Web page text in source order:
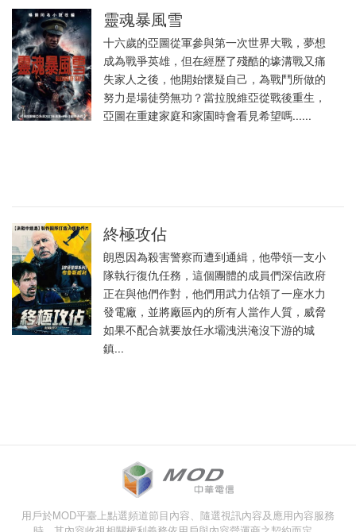
靈魂暴風雪
十六歲的亞圖從軍參與第一次世界大戰，夢想
成為戰爭英雄，但在經歷了殘酷的壕溝戰又痛
失家人之後，他開始懷疑自己，為戰鬥所做的
努力是場徒勞無功？當拉脫維亞從戰後重生，
亞圖在重建家庭和家園時會看見希望嗎......
終極攻佔
朗恩因為殺害警察而遭到通緝，他帶領一支小
隊執行復仇任務，這個團體的成員們深信政府
正在與他們作對，他們用武力佔領了一座水力
發電廠，並將廠區內的所有人當作人質，威脅
如果不配合就要放任水壩洩洪淹沒下游的城
鎮...
用戶於MOD平臺上點選頻道節目內容、隨選視訊內容及應用內容服務